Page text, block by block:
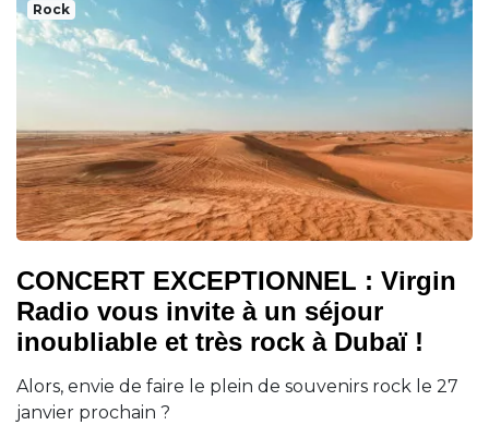
Rock
CONCERT EXCEPTIONNEL : Virgin
Radio vous invite à un séjour
inoubliable et très rock à Dubaï !
Alors, envie de faire le plein de souvenirs rock le 27
janvier prochain ?